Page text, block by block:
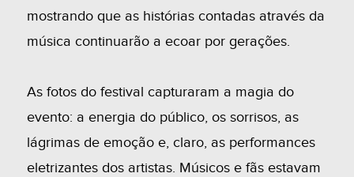
mostrando que as histórias contadas através da
música continuarão a ecoar por gerações.
As fotos do festival capturaram a magia do
evento: a energia do público, os sorrisos, as
lágrimas de emoção e, claro, as performances
eletrizantes dos artistas. Músicos e fãs estavam